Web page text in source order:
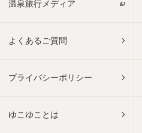
温泉旅行メディア
よくあるご質問
プライバシーポリシー
ゆこゆことは